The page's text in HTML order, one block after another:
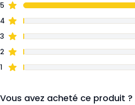
5
4
3
2
1
Vous avez acheté ce produit ?